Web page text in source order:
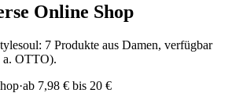
Online Shop
7 Produkte aus Damen, verfügbar
a. OTTO).
·ab 7,98 € bis 20 €